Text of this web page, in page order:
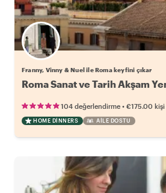
Franny, Vinny & Nuel ile Roma keyfini çıkar
Roma Sanat ve Tarih Akşam
104 değerlendirme • €175.00 kişi
HOME DINNERS AILE DOSTU